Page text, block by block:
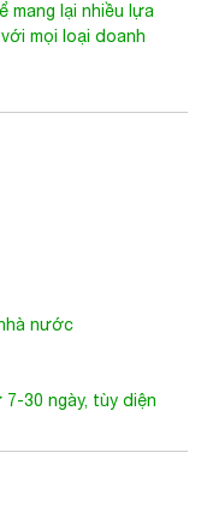
lại nhiều lựa
mọi loại doanh
nước
30 ngày, tùy diện